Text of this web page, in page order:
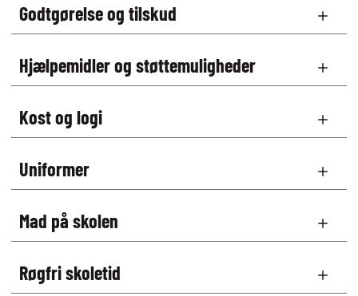
Godtgørelse og tilskud
Hjælpemidler og støttemuligheder
Kost og logi
Uniformer
Mad på skolen
Røgfri skoletid